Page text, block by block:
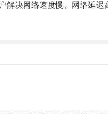
决网络速度慢、网络延迟